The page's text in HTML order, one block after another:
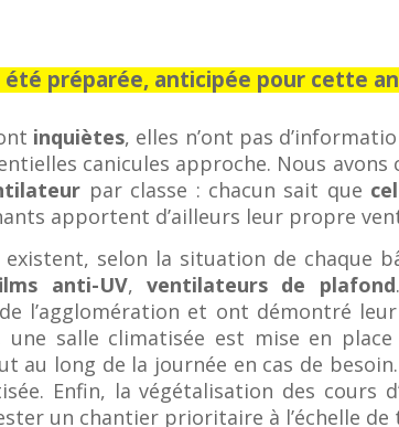
préparée, anticipée pour cette
inquiètes, elles n’ont pas
canicules approche. Nous
par classe : chacun sait que
apportent d’ailleurs leur propre
existent, selon la situation de chaque
anti-UV, ventilateurs de plafond
l’agglomération et ont démontré
une salle climatisée est mise en
au long de la journée en cas de besoin.
Enfin, la végétalisation des cours
un chantier prioritaire à l’échelle